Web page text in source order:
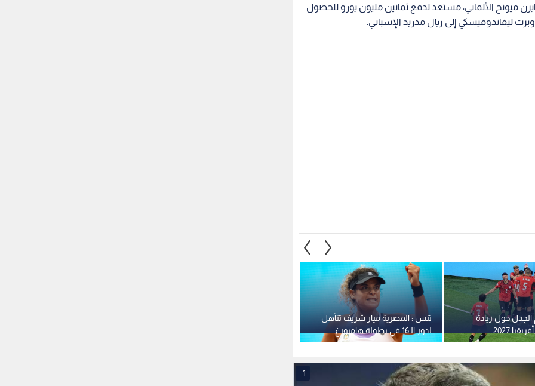
ميونخ الألماني، مستعد لدفع ثمانين مليون يورو للحصول
ليفاندوفيسكي إلى ريال مدريد الإسباني.
تنس : المصرية ميار شريف تتأهل
لدور الـ16 في بطولة هامبورغ
حول زيادة
2027
1